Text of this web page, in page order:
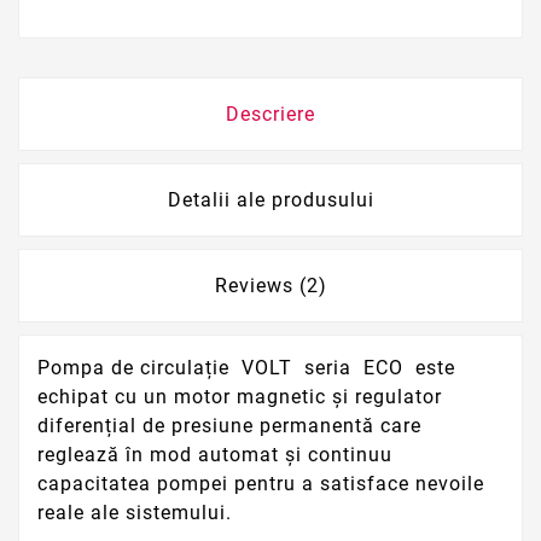
Descriere
Detalii ale produsului
Reviews (2)
Pompa de circulație VOLT seria ECO este
echipat cu un motor magnetic și regulator
diferențial de presiune permanentă care
reglează în mod automat și continuu
capacitatea pompei pentru a satisface nevoile
reale ale sistemului.